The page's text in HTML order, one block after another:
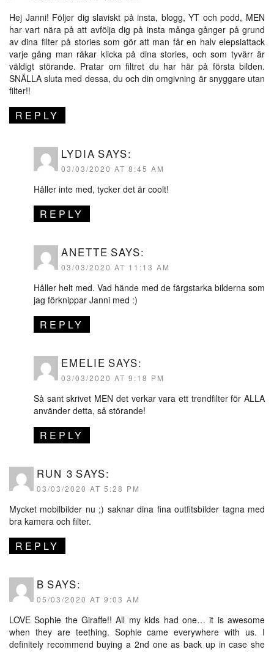
Hej Janni! Följer dig slaviskt på insta, blogg, YT och podd, MEN
har vart nära på att avfölja dig på insta många gånger på grund
av dina filter på stories som gör att man får en halv elepsiattack
varje gång man råkar klicka på dina stories, och som tyvärr är
väldigt störande. Pratar om filtret du har här på första bilden.
SNÄLLA sluta med dessa, du och din omgivning är snyggare utan
filter!!
REPLY
LYDIA SAYS:
03/03/2020 AT 8:45 AM
Håller inte med, tycker det är coolt!
REPLY
ANETTE SAYS:
03/03/2020 AT 11:13 AM
Håller helt med. Vad hände med de färgstarka bilderna som
jag förknippar Janni med :)
REPLY
EMELIE SAYS:
03/03/2020 AT 9:18 PM
Så sant skrivet MEN det verkar vara ett trendfilter för ALLA
använder detta, så störande!
REPLY
RUN 3 SAYS:
03/03/2020 AT 5:28 PM
Mycket mobilbilder nu ;) saknar dina fina outfitsbilder tagna med
bra kamera och filter.
REPLY
B SAYS:
05/03/2020 AT 9:03 AM
LOVE Sophie the Giraffe!! All my kids had one… it is awesome
when they are teething. Sophie came everywhere with us. I
definitely recommend buying a 2nd one as back up in case she